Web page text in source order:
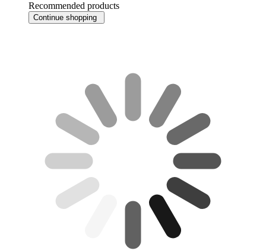
Recommended products
Continue shopping